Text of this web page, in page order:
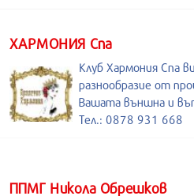
ХАРМОНИЯ Спа
Клуб Хармония Спа
разнообразие от
Вашата външна и
Тел.: 0878 931 668
ППМГ Никола Обрешков